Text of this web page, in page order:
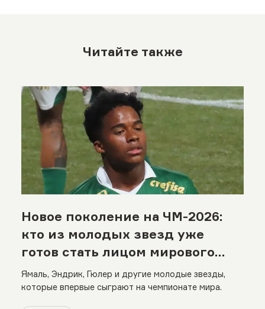
Читайте также
Новое поколение на ЧМ-2026:
кто из молодых звезд уже
готов стать лицом мирового
футбола
Ямаль, Эндрик, Гюлер и другие молодые звезды,
которые впервые сыграют на чемпионате мира.